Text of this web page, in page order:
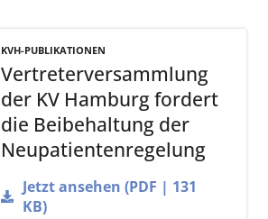
KVH-PUBLIKATIONEN
Vertreterversammlung
der KV Hamburg fordert
die Beibehaltung der
Neupatientenregelung
Jetzt ansehen (PDF | 131
KB)